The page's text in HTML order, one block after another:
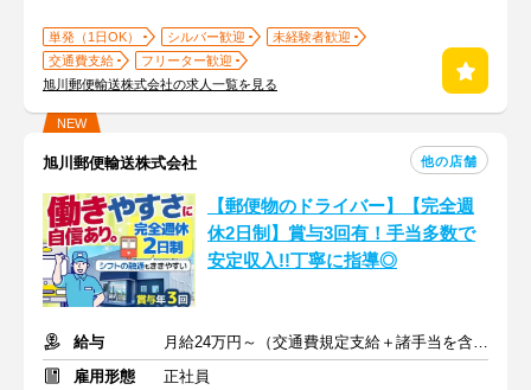
単発（1日OK） シルバー歓迎
未経験者歓迎
交通費支給
フリーター歓迎
旭川郵便輸送株式会社の求人一覧を見る
NEW
旭川郵便輸送株式会社 他の店舗
【郵便物のドライバー】【完全週
休2日制】賞与3回有！手当多数で
安定収入!!丁寧に指導◎
給与
月給24万円～（交通費規定支給＋諸手当を含む）
雇用形態
正社員